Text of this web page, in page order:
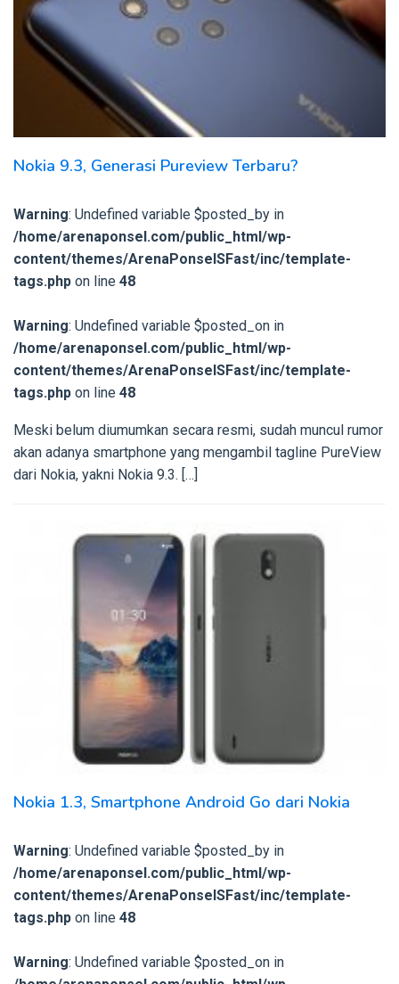
Nokia 9.3, Generasi Pureview Terbaru?
Warning: Undefined variable $posted_by in
/home/arenaponsel.com/public_html/wp-
content/themes/ArenaPonselSFast/inc/template-
tags.php on line 48
Warning: Undefined variable $posted_on in
/home/arenaponsel.com/public_html/wp-
content/themes/ArenaPonselSFast/inc/template-
tags.php on line 48
Meski belum diumumkan secara resmi, sudah muncul rumor
akan adanya smartphone yang mengambil tagline PureView
dari Nokia, yakni Nokia 9.3. […]
Nokia 1.3, Smartphone Android Go dari Nokia
Warning: Undefined variable $posted_by in
/home/arenaponsel.com/public_html/wp-
content/themes/ArenaPonselSFast/inc/template-
tags.php on line 48
Warning: Undefined variable $posted_on in